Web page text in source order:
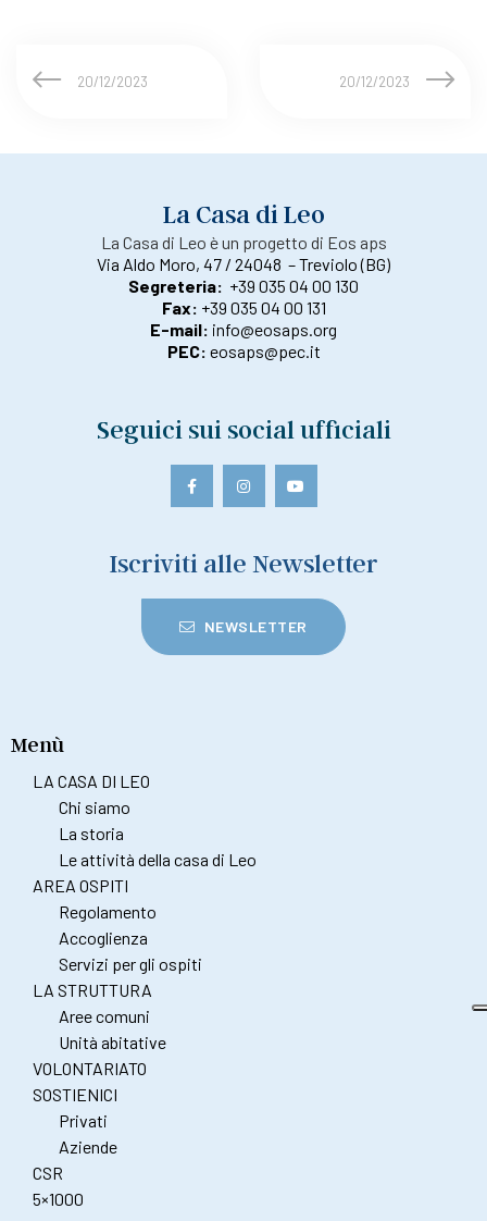
20/12/2023 20/12/2023
La Casa di Leo
La Casa di Leo è un progetto di Eos aps
Via Aldo Moro, 47 / 24048 – Treviolo (BG)
Segreteria: +39 035 04 00 130
Fax: +39 035 04 00 131
E-mail: info@eosaps.org
PEC: eosaps@pec.it
Seguici sui social ufficiali
Iscriviti alle Newsletter
NEWSLETTER
Menù
LA CASA DI LEO
Chi siamo
La storia
Le attività della casa di Leo
AREA OSPITI
Regolamento
Accoglienza
Servizi per gli ospiti
LA STRUTTURA
Aree comuni
Unità abitative
VOLONTARIATO
SOSTIENICI
Privati
Aziende
CSR
5×1000